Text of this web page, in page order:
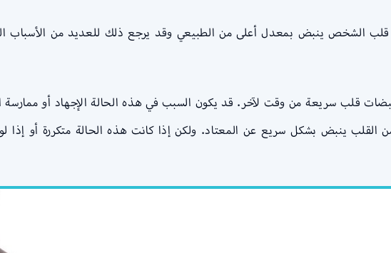
الشخص ينبض بمعدل أعلى من الطبيعي وقد يرجع ذلك للعديد من الأسباب
سريعة من وقت لآخر. قد يكون السبب في هذه الحالة الإجهاد أو ممارسة
ينبض بشكل سريع عن المعتاد. ولكن إذا كانت هذه الحالة متكررة أو